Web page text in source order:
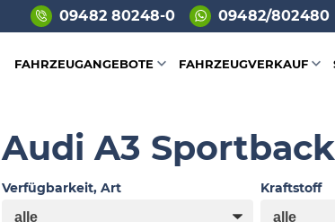
09482 80248-0 09482/802480
FAHRZEUGANGEBOTE FAHRZEUGVERKAUF
Audi A3 Sportback
Verfügbarkeit, Art Kraftstoff